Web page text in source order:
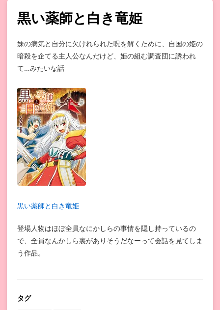
黒い薬師と白き竜姫
妹の病気と自分に欠けれられた呪を解くために、自国の姫の
暗殺を企てる主人公なんだけど、姫の組む調査団に誘われ
て…みたいな話
黒い薬師と白き竜姫
登場人物はほぼ全員なにかしらの事情を隠し持っているの
で、全員なんかしら裏がありそうだなーって会話を見てしま
う作品。
タグ